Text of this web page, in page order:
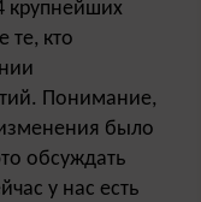
крупнейших
те, кто
Понимание,
было
обсуждать
у нас есть